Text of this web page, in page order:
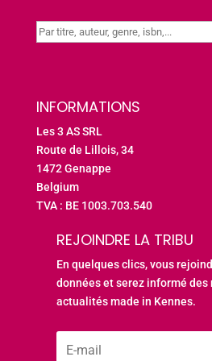
INFORMATIONS
Les 3 AS SRL
Route de Lillois, 34
1472 Genappe
Belgium
TVA : BE 1003.703.540
REJOINDRE LA TRIBU
En quelques clics, vous
données et serez informé des
actualités made in Kennes.